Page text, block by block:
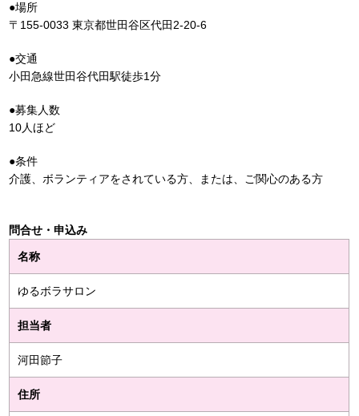
●場所
〒155-0033 東京都世田谷区代田2-20-6
●交通
小田急線世田谷代田駅徒歩1分
●募集人数
10人ほど
●条件
介護、ボランティアをされている方、または、ご関心のある方
問合せ・申込み
名称
ゆるボラサロン
担当者
河田節子
住所